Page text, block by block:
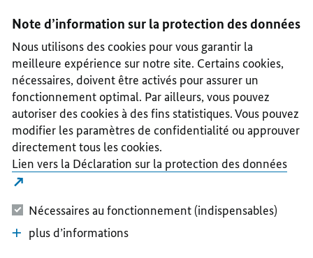
II
III
IV
V
Note d’information sur la protection des données
Nous utilisons des cookies pour vous garantir la
meilleure expérience sur notre site. Certains cookies,
nécessaires, doivent être activés pour assurer un
fonctionnement optimal. Par ailleurs, vous pouvez
autoriser des cookies à des fins statistiques. Vous pouvez
modifier les paramètres de confidentialité ou approuver
directement tous les cookies.
Lien vers la Déclaration sur la protection des données
Nécessaires au fonctionnement (indispensables)
plus d’informations